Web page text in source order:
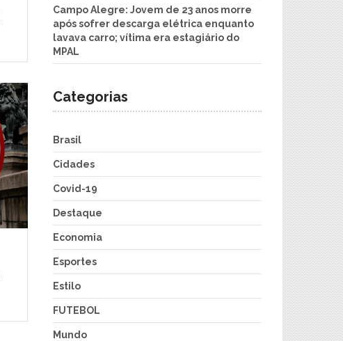
Campo Alegre: Jovem de 23 anos morre
após sofrer descarga elétrica enquanto
lavava carro; vítima era estagiário do
MPAL
Categorias
Brasil
Cidades
Covid-19
Destaque
Economia
Esportes
Estilo
FUTEBOL
Mundo